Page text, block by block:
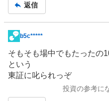
事
返信
掲
示
板
記
b5c*****
そもそも場中でもたったの
という
東証に叱られっぞ
投資の参考に